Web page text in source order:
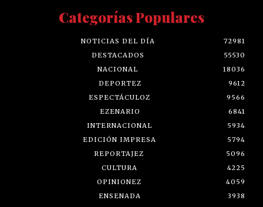
Categorías Populares
NOTICIAS DEL DÍA
72981
DESTACADOS
55530
NACIONAL
18036
DEPORTEZ
9612
ESPECTÁCULOZ
9566
EZENARIO
6841
INTERNACIONAL
5934
EDICIÓN IMPRESA
5794
REPORTAJEZ
5096
CULTURA
4225
OPINIONEZ
4059
ENSENADA
3938